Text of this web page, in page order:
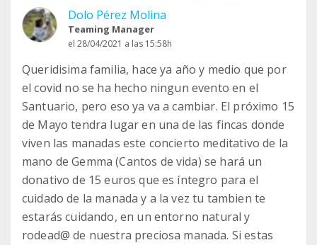
Dolo Pérez Molina
Teaming Manager
el 28/04/2021 a las 15:58h
Queridisima familia, hace ya año y medio que por
el covid no se ha hecho ningun evento en el
Santuario, pero eso ya va a cambiar. El próximo 15
de Mayo tendra lugar en una de las fincas donde
viven las manadas este concierto meditativo de la
mano de Gemma (Cantos de vida) se hará un
donativo de 15 euros que es íntegro para el
cuidado de la manada y a la vez tu tambien te
estarás cuidando, en un entorno natural y
rodead@ de nuestra preciosa manada. Si estas